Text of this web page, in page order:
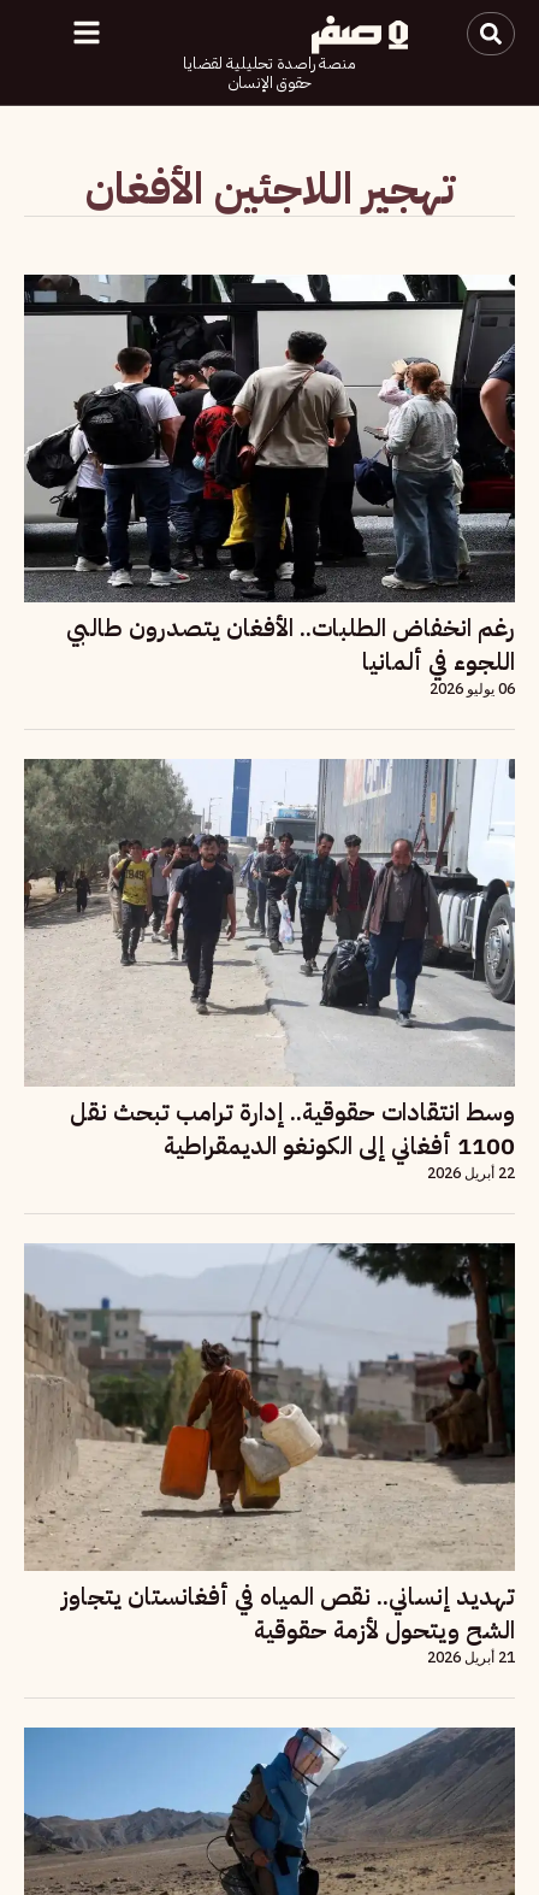
منصة راصدة تحليلية لقضايا
حقوق الإنسان
تهجير اللاجئين الأفغان
رغم انخفاض الطلبات.. الأفغان يتصدرون طالبي
اللجوء في ألمانيا
06 يوليو 2026
وسط انتقادات حقوقية.. إدارة ترامب تبحث نقل
1100 أفغاني إلى الكونغو الديمقراطية
22 أبريل 2026
تهديد إنساني.. نقص المياه في أفغانستان يتجاوز
الشح ويتحول لأزمة حقوقية
21 أبريل 2026